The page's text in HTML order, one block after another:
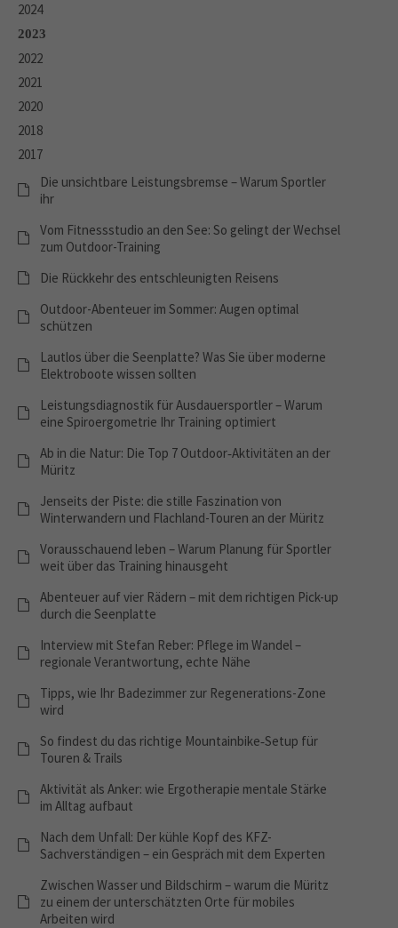
2024
2023
2022
2021
2020
2018
2017
Die unsichtbare Leistungsbremse – Warum Sportler
ihr
Vom Fitnessstudio an den See: So gelingt der Wechsel
zum Outdoor-Training
Die Rückkehr des entschleunigten Reisens
Outdoor-Abenteuer im Sommer: Augen optimal
schützen
Lautlos über die Seenplatte? Was Sie über moderne
Elektroboote wissen sollten
Leistungsdiagnostik für Ausdauersportler – Warum
eine Spiroergometrie Ihr Training optimiert
Ab in die Natur: Die Top 7 Outdoor‑Aktivitäten an der
Müritz
Jenseits der Piste: die stille Faszination von
Winterwandern und Flachland-Touren an der Müritz
Vorausschauend leben – Warum Planung für Sportler
weit über das Training hinausgeht
Abenteuer auf vier Rädern – mit dem richtigen Pick-up
durch die Seenplatte
Interview mit Stefan Reber: Pflege im Wandel –
regionale Verantwortung, echte Nähe
Tipps, wie Ihr Badezimmer zur Regenerations-Zone
wird
So findest du das richtige Mountainbike‑Setup für
Touren & Trails
Aktivität als Anker: wie Ergotherapie mentale Stärke
im Alltag aufbaut
Nach dem Unfall: Der kühle Kopf des KFZ-
Sachverständigen – ein Gespräch mit dem Experten
Zwischen Wasser und Bildschirm – warum die Müritz
zu einem der unterschätzten Orte für mobiles
Arbeiten wird